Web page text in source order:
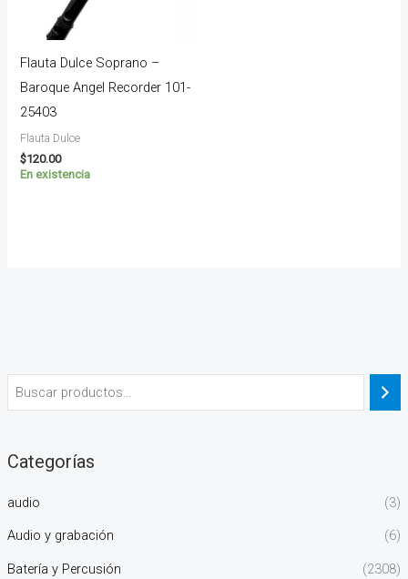
Categorías
audio (3)
Audio y grabación (6)
Batería y Percusión
(2308)
Flauta Dulce Soprano –
Baroque Angel Recorder 101-
25403
Flauta Dulce
$120.00
En existencia